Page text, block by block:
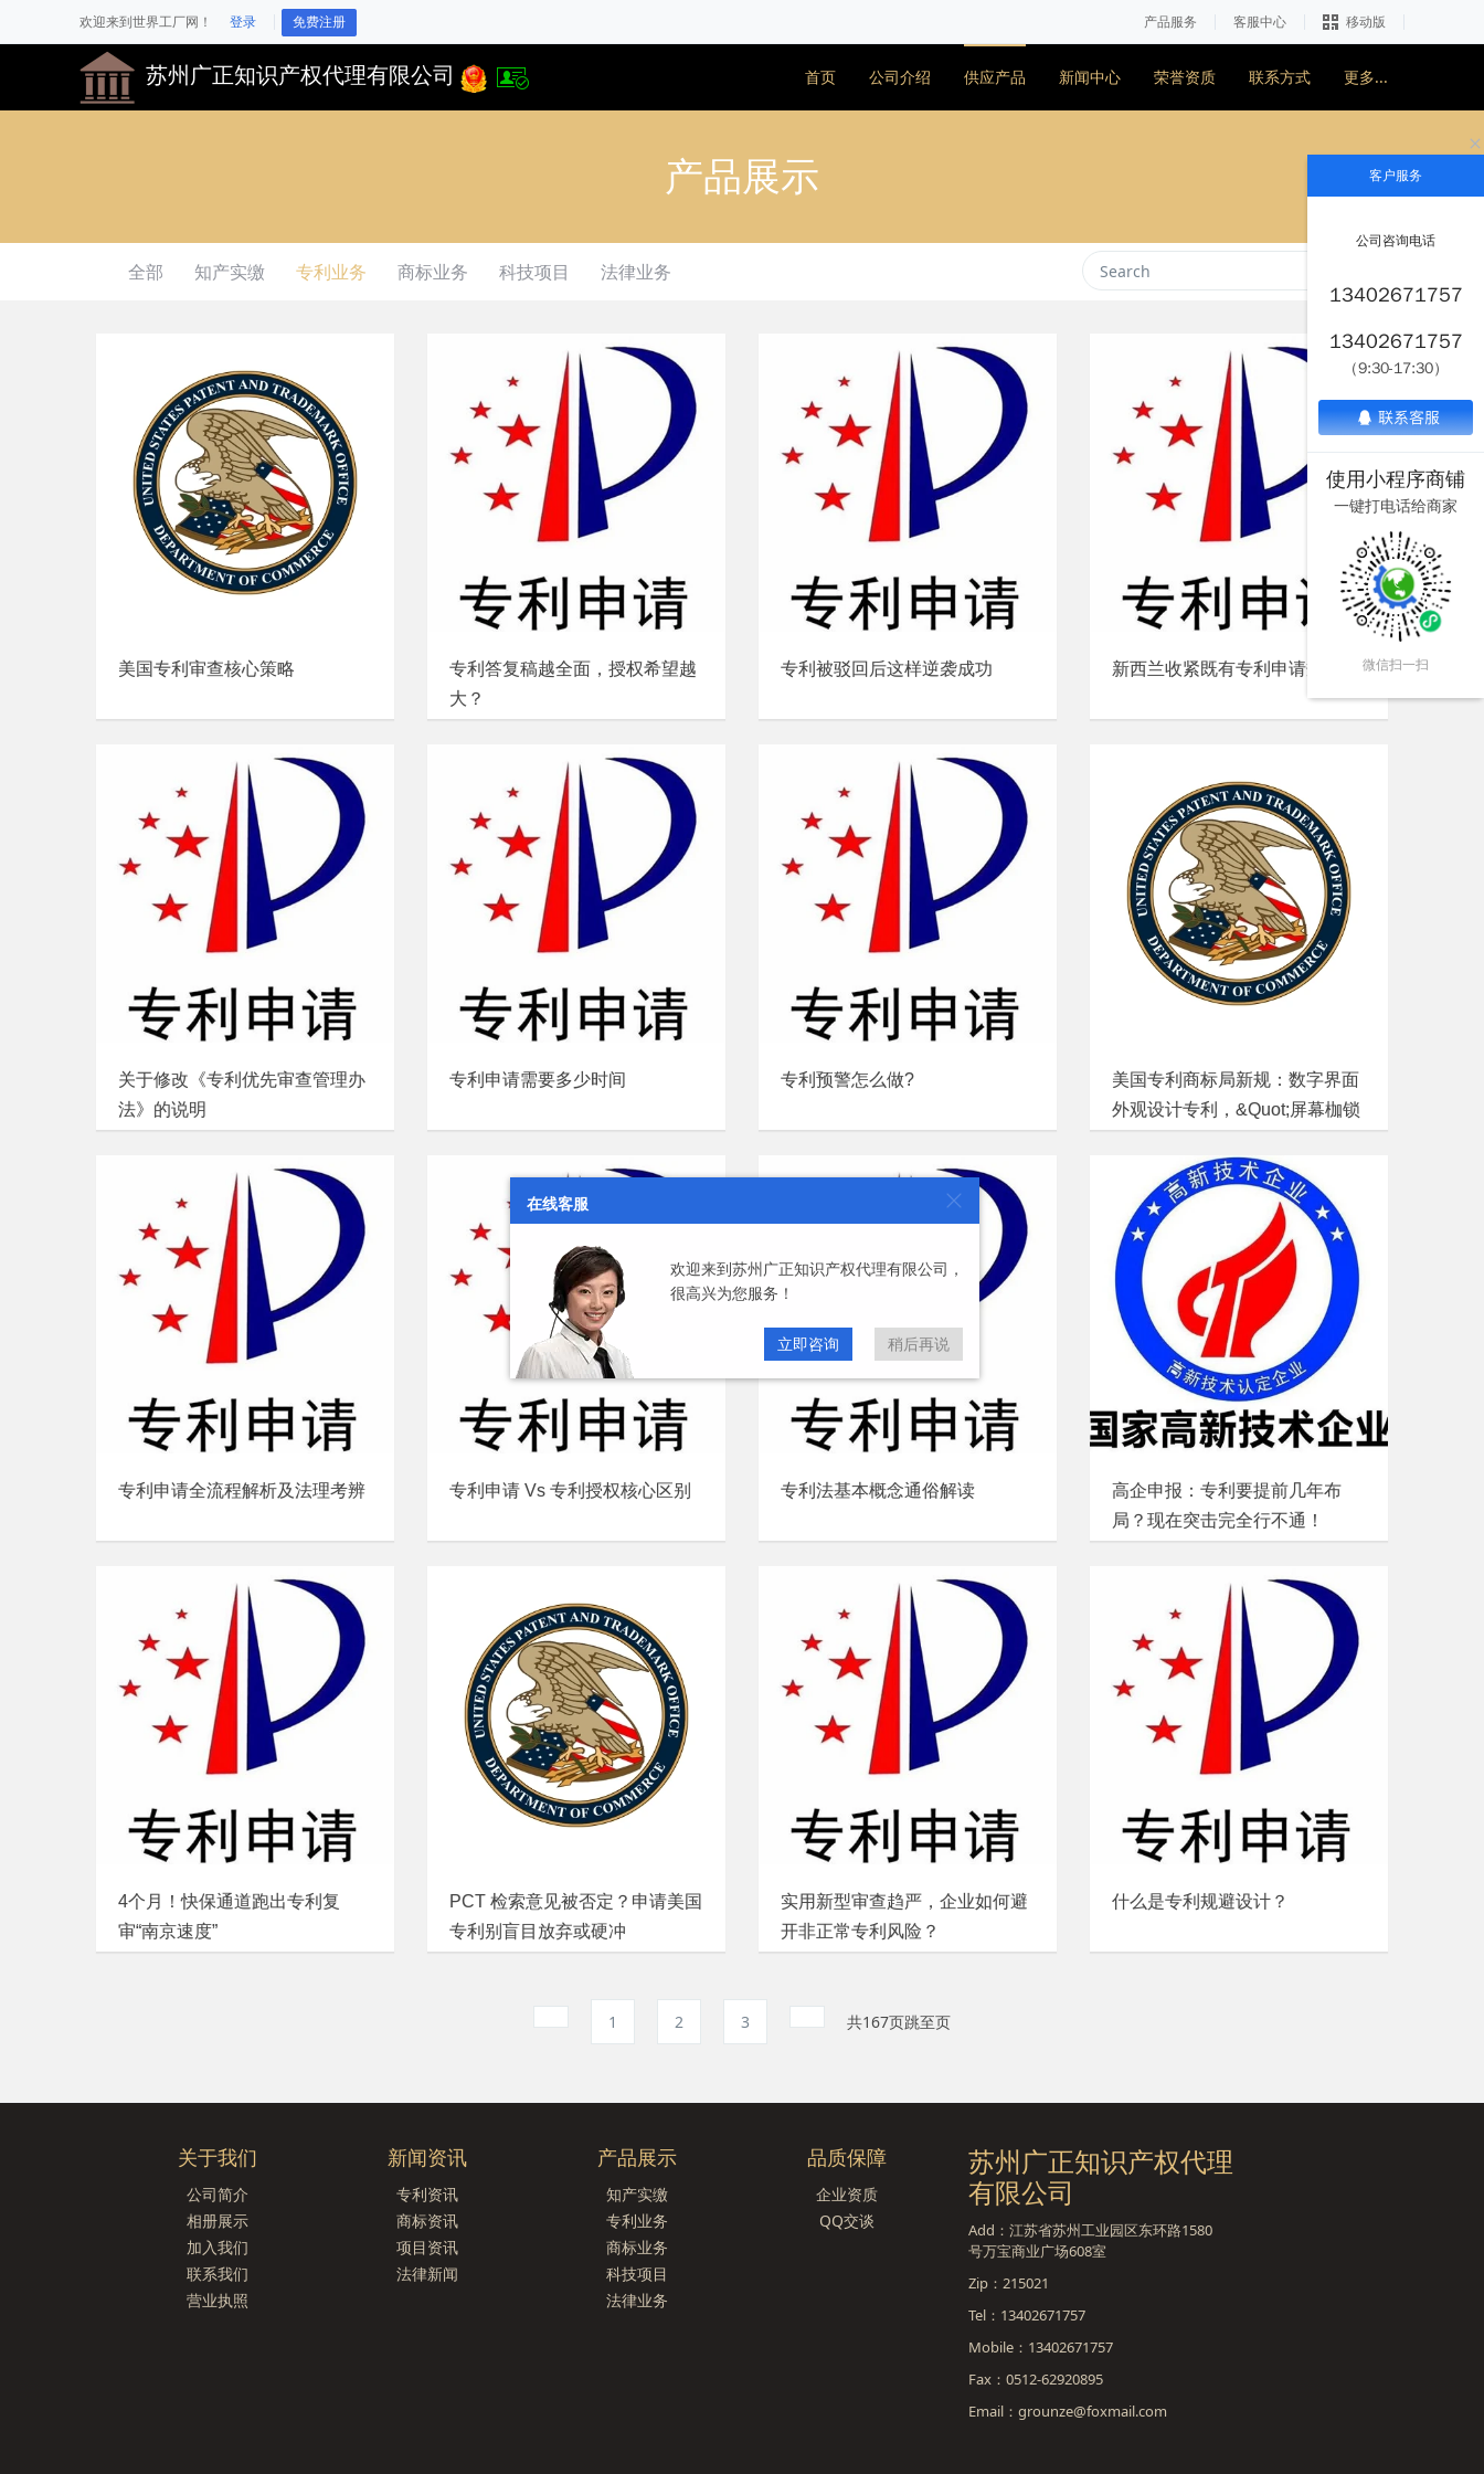
欢迎来到世界工厂网！ 登录 免费注册 产品服务 客服中心 移动版
苏州广正知识产权代理有限公司 首页 公司介绍 供应产品 新闻中心 荣誉资质 联系方式 更多...
产品展示
全部 知产实缴 专利业务 商标业务 科技项目 法律业务
美国专利审查核心策略
专利答复稿越全面，授权希望越
大？
专利被驳回后这样逆袭成功 新西兰收紧既有专利申请规则
关于修改《专利优先审查管理办
法》的说明
专利申请需要多少时间 专利预警怎么做?
美国专利商标局新规：数字界面
外观设计专利，&quot;屏幕枷锁
专利申请全流程解析及法理考辨 专利申请 Vs 专利授权核心区别 专利法基本概念通俗解读
高企申报：专利要提前几年布
局？现在突击完全行不通！
4个月！快保通道跑出专利复
审“南京速度”
PCT 检索意见被否定？申请美国
专利别盲目放弃或硬冲
实用新型审查趋严，企业如何避
开非正常专利风险？
什么是专利规避设计？
1 2 3 共167页跳至页
关于我们
公司简介
相册展示
加入我们
联系我们
营业执照
新闻资讯
专利资讯
商标资讯
项目资讯
法律新闻
产品展示
知产实缴
专利业务
商标业务
科技项目
法律业务
品质保障
企业资质
QQ交谈
苏州广正知识产权代理
有限公司
Add：江苏省苏州工业园区东环路1580
号万宝商业广场608室
Zip：215021
Tel：13402671757
Mobile：13402671757
Fax：0512-62920895
Email：grounze@foxmail.com
客户服务
公司咨询电话
13402671757
13402671757
（9:30-17:30）
使用小程序商铺
一键打电话给商家
微信扫一扫
在线客服
欢迎来到苏州广正知识产权代理有限公司，
很高兴为您服务！
立即咨询 稍后再说